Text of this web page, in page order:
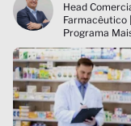
Head
Farmacêutico
Programa